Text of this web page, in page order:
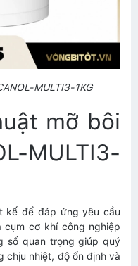
MULTI3-1KG
mỡ bôi
MULTI3-
kế để đáp ứng yêu cầu
cơ khí công nghiệp
số quan trọng giúp quý
chịu nhiệt, độ ổn định và